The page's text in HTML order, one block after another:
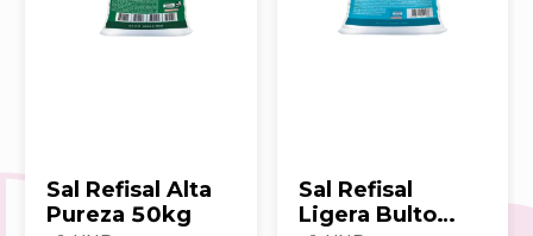
Sal Refisal Alta
Pureza 50kg
Sal Refisal
Ligera Bulto